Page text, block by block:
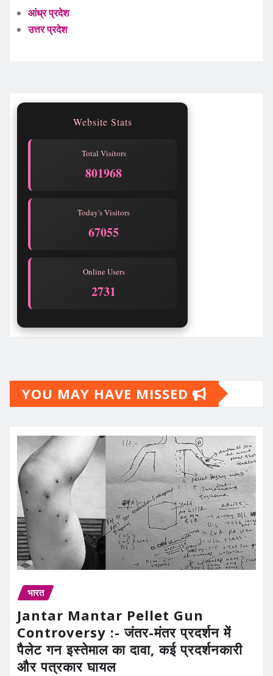
आंध्र प्रदेश
उत्तर प्रदेश
Website Stats
Total Visitors
801968
Today's Visitors
67055
Online Users
2731
YOU MAY HAVE MISSED
भारत
Jantar Mantar Pellet Gun
Controversy :- जंतर-मंतर प्रदर्शन में
पैलेट गन इस्तेमाल का दावा, कई प्रदर्शनकारी
और पत्रकार घायल